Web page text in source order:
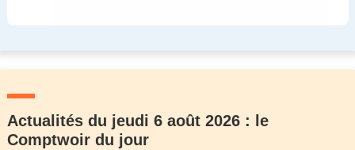
Actualités du jeudi 6 août 2026 : le
Comptwoir du jour